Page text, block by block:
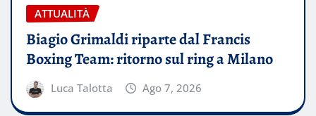
ATTUALITÀ
Biagio Grimaldi riparte dal Francis
Boxing Team: ritorno sul ring a Milano
Luca Talotta Ago 7, 2026